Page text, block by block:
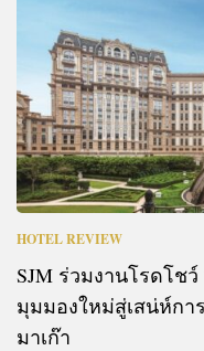
HOTEL REVIEW
SJM ร่วมงานโรดโชว์
มุมมองใหม่สู่เสน่ห์กา
มาเก๊า